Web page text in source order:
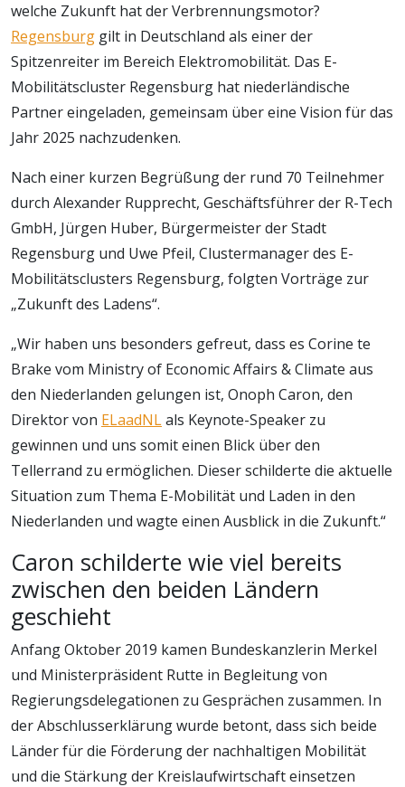
welche Zukunft hat der Verbrennungsmotor?
Regensburg gilt in Deutschland als einer der
Spitzenreiter im Bereich Elektromobilität. Das E-
Mobilitätscluster Regensburg hat niederländische
Partner eingeladen, gemeinsam über eine Vision für das
Jahr 2025 nachzudenken.
Nach einer kurzen Begrüßung der rund 70 Teilnehmer
durch Alexander Rupprecht, Geschäftsführer der R-Tech
GmbH, Jürgen Huber, Bürgermeister der Stadt
Regensburg und Uwe Pfeil, Clustermanager des E-
Mobilitätsclusters Regensburg, folgten Vorträge zur
„Zukunft des Ladens“.
„Wir haben uns besonders gefreut, dass es Corine te
Brake vom Ministry of Economic Affairs & Climate aus
den Niederlanden gelungen ist, Onoph Caron, den
Direktor von ELaadNLals Keynote-Speaker zu
gewinnen und uns somit einen Blick über den
Tellerrand zu ermöglichen. Dieser schilderte die aktuelle
Situation zum Thema E-Mobilität und Laden in den
Niederlanden und wagte einen Ausblick in die Zukunft.“
Caron schilderte wie viel bereits
zwischen den beiden Ländern
geschieht
Anfang Oktober 2019 kamen Bundeskanzlerin Merkel
und Ministerpräsident Rutte in Begleitung von
Regierungsdelegationen zu Gesprächen zusammen. In
der Abschlusserklärung wurde betont, dass sich beide
Länder für die Förderung der nachhaltigen Mobilität
und die Stärkung der Kreislaufwirtschaft einsetzen